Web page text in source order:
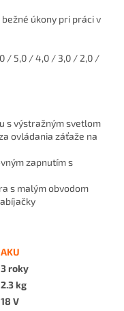
úkony pri práci v
/ 5,0 / 4,0 / 3,0 / 2,0 /
s výstražným svetlom
ovládania záťaže na
zapnutím s
s malým obvodom
AKU
3 roky
2.3 kg
18 V